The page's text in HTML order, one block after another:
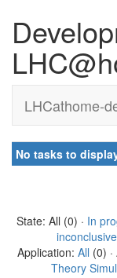
LHCathome-
No tasks to
State: All (0) · In
inconclusive
Application: All (0)
Theory